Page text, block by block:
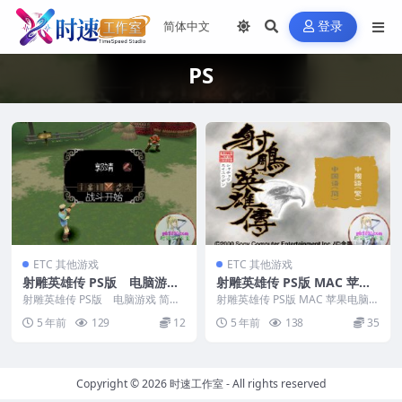
登录
PS
ETC 其他游戏
射雕英雄传 PS版 电脑游戏
简体中文版 支援win11 win1
0 win7
射雕英雄传 PS版 电脑游戏 简体
中文版 支援win11 win10 win7 ...
5 年前 129 12
ETC 其他游戏
射雕英雄传 PS版 MAC 苹果
电脑游戏 简体中文版 支援10.
13 10.14 10.15 11 12 适用于
APPLE CPU
射雕英雄传 PS版 MAC 苹果电脑游
戏 简体中文版 支援10.13 10.14...
5 年前 138 35
Copyright © 2026时速工作室- All rights reserved